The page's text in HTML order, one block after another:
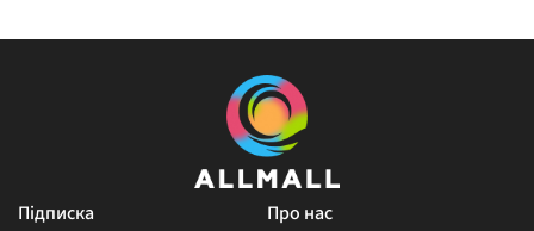
Підписка
Про нас